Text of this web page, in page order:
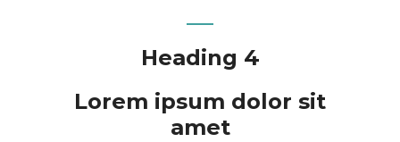
Heading 4
Lorem ipsum dolor sit
amet